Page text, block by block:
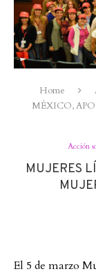
Home
MÉXICO,
Acción
MUJERES
El 5 de marzo